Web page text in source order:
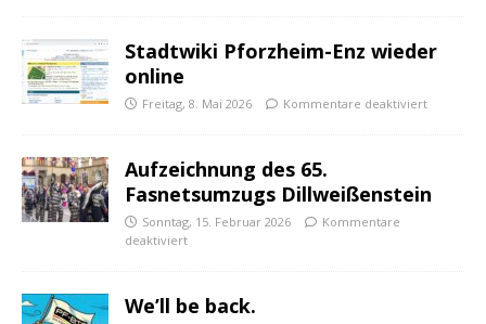
Stadtwiki Pforzheim-Enz wieder
online
Freitag, 8. Mai 2026 Kommentare deaktiviert
Aufzeichnung des 65.
Fasnetsumzugs Dillweißenstein
Sonntag, 15. Februar 2026
Kommentare
deaktiviert
We’ll be back.